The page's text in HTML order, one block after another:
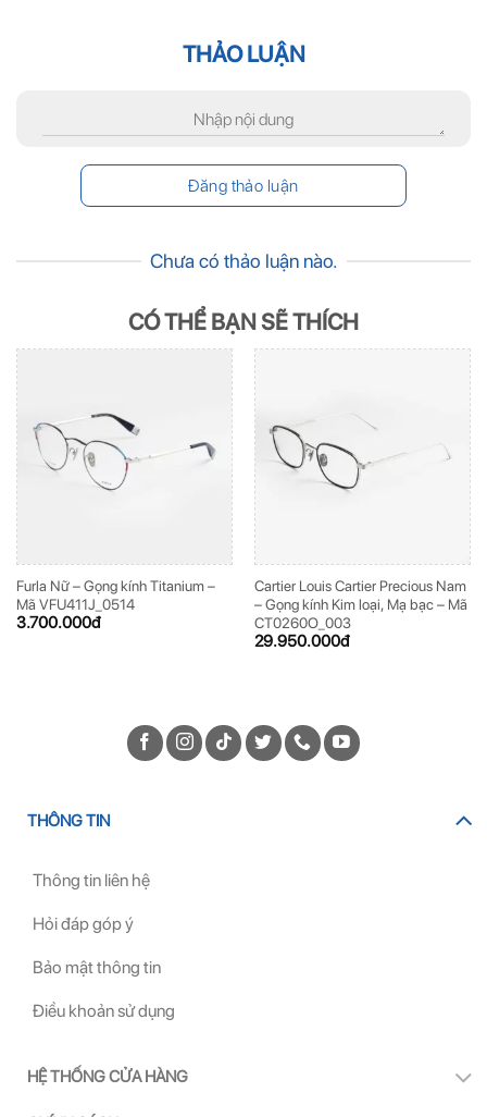
THẢO LUẬN
Chưa có thảo luận nào.
CÓ THỂ BẠN SẼ THÍCH
Furla Nữ – Gọng kính Titanium –
Mã VFU411J_0514
3.700.000đ
Cartier Louis Cartier Precious Nam
– Gọng kính Kim loại, Mạ bạc – Mã
CT0260O_003
29.950.000đ
THÔNG TIN
Thông tin liên hệ
Hỏi đáp góp ý
Bảo mật thông tin
Điều khoản sử dụng
HỆ THỐNG CỬA HÀNG